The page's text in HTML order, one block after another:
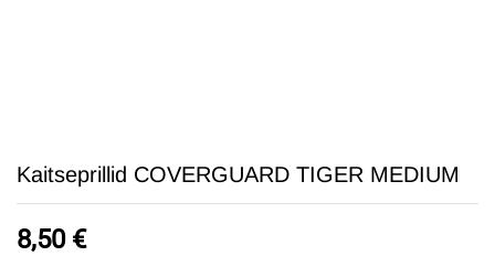
Kaitseprillid COVERGUARD TIGER MEDIUM
8,50 €